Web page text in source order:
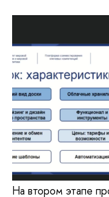
На втором этапе